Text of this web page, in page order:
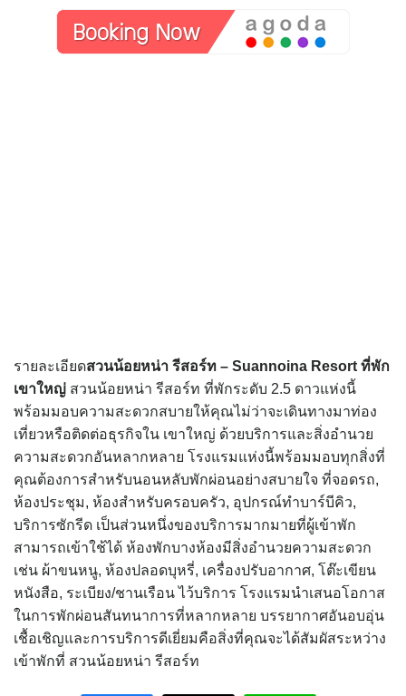
รายละเอียดสวนน้อยหน่า รีสอร์ท – Suannoina Resort ที่พัก
เขาใหญ่ สวนน้อยหน่า รีสอร์ท ที่พักระดับ 2.5 ดาวแห่งนี้
พร้อมมอบความสะดวกสบายให้คุณไม่ว่าจะเดินทางมาท่อง
เที่ยวหรือติดต่อธุรกิจใน เขาใหญ่ ด้วยบริการและสิ่งอำนวย
ความสะดวกอันหลากหลาย โรงแรมแห่งนี้พร้อมมอบทุกสิ่งที่
คุณต้องการสำหรับนอนหลับพักผ่อนอย่างสบายใจ ที่จอดรถ,
ห้องประชุม, ห้องสำหรับครอบครัว, อุปกรณ์ทำบาร์บีคิว,
บริการซักรีด เป็นส่วนหนึ่งของบริการมากมายที่ผู้เข้าพัก
สามารถเข้าใช้ได้ ห้องพักบางห้องมีสิ่งอำนวยความสะดวก
เช่น ผ้าขนหนู, ห้องปลอดบุหรี่, เครื่องปรับอากาศ, โต๊ะเขียน
หนังสือ, ระเบียง/ชานเรือน ไว้บริการ โรงแรมนำเสนอโอกาส
ในการพักผ่อนสันทนาการที่หลากหลาย บรรยากาศอันอบอุ่น
เชื้อเชิญและการบริการดีเยี่ยมคือสิ่งที่คุณจะได้สัมผัสระหว่าง
เข้าพักที่ สวนน้อยหน่า รีสอร์ท